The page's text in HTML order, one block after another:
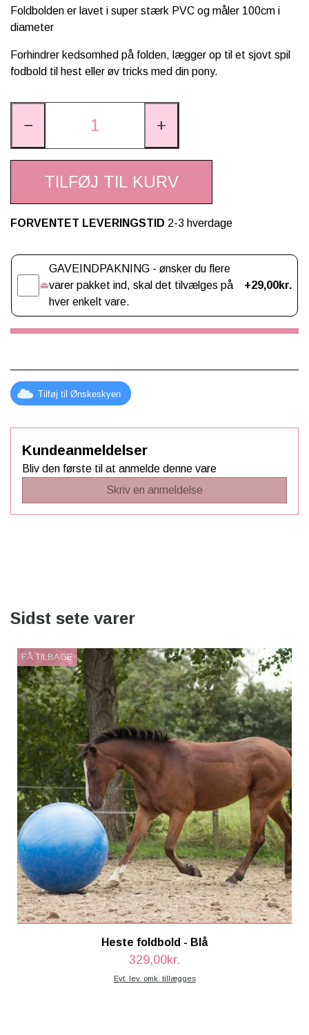
SCHLEICH® HEST & TILBEHØR
TASKER & PUNGE
SJOVE HESTE TING
BABY
Foldbolden er lavet i super stærk PVC og måler 100cm i
diameter
Forhindrer kedsomhed på folden, lægger op til et sjovt spil
fodbold til hest eller øv tricks med din pony.
− +
TILFØJ TIL KURV
FORVENTET LEVERINGSTID 2-3 hverdage
GAVEINDPAKNING - ønsker du flere
varer pakket ind, skal det tilvælges på
hver enkelt vare.
+29,00kr.
Tilføj til Ønskeskyen
Kundeanmeldelser
Bliv den første til at anmelde denne vare
Skriv en anmeldelse
Sidst sete varer
FÅ TILBAGE
Heste foldbold - Blå
329,00kr.
Evt. lev. omk. tillægges